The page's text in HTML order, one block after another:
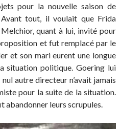
pour la nouvelle saison de
tout, il voulait que Frida
quant à lui, invité pour
et fut remplacé par le
et son mari eurent une longue
situation politique. Goering lui
autre directeur n’avait jamais
pour la suite de la situation.
leurs scrupules.